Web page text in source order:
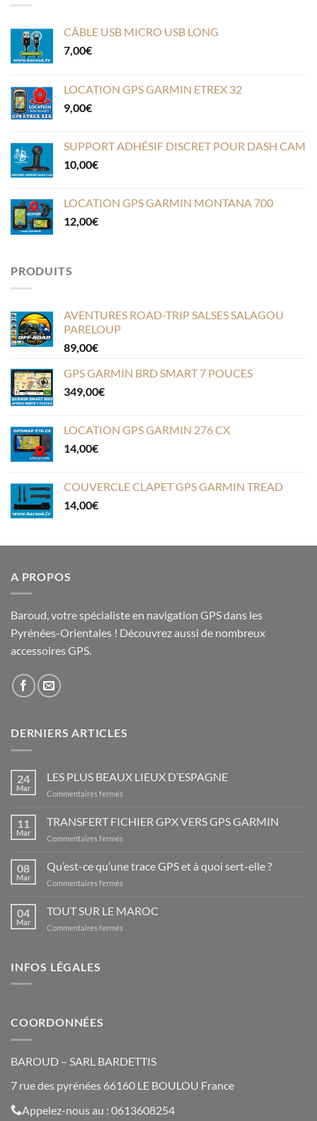
CÂBLE USB MICRO USB LONG
7,00€
LOCATION GPS GARMIN ETREX 32
9,00€
SUPPORT ADHÉSIF DISCRET POUR DASH CAM
10,00€
LOCATION GPS GARMIN MONTANA 700
12,00€
PRODUITS
AVENTURES ROAD-TRIP SALSES SALAGOU
PARELOUP
89,00€
GPS GARMIN BRD SMART 7 POUCES
349,00€
LOCATION GPS GARMIN 276 CX
14,00€
COUVERCLE CLAPET GPS GARMIN TREAD
14,00€
A PROPOS
Baroud, votre spécialiste en navigation GPS dans les
Pyrénées-Orientales ! Découvrez aussi de nombreux
accessoires GPS.
DERNIERS ARTICLES
24
Mar
LES PLUS BEAUX LIEUX D’ESPAGNE
Commentaires fermés
PLUS
BEAUX
11
Mar
TRANSFERT FICHIER GPX VERS GPS GARMIN
Commentaires fermés
FICHIER
GPX
GARMIN
08
Mar
Qu’est-ce qu’une trace GPS et à quoi sert-elle ?
Commentaires fermés
ce
qu’une
04
Mar
TOUT SUR LE MAROC
Commentaires fermés
INFOS LÉGALES
COORDONNÉES
BAROUD – SARL BARDETTIS
7 rue des pyrénées 66160 LE BOULOU France
Appelez-nous au : 0613608254